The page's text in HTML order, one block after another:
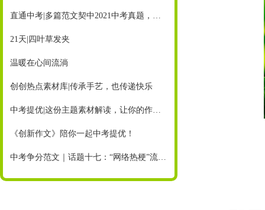
直通中考|多篇范文契中2021中考真题，《创新作文》助你赢中考
21天|四叶草发夹
温暖在心间流淌
创创热点素材库|传承手艺，也传递快乐
中考提优|这份主题素材解读，让你的作文超有亮点！
《创新作文》陪你一起中考提优！
中考争分范文｜话题十七：“网络热梗”流行，你也不会好好说话了吗